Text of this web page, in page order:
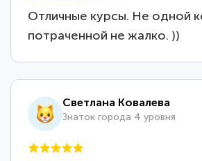
Отличные курсы. Не одной
потраченной не жалко. ))
Светлана Ковалева
Знаток города 4 уровня